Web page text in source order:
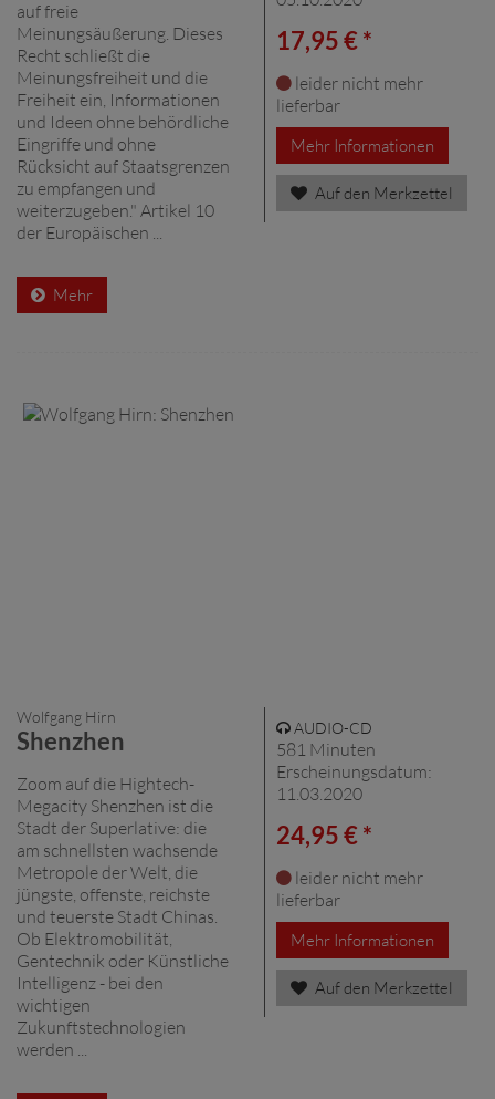
auf freie
Meinungsäußerung. Dieses
Recht schließt die
Meinungsfreiheit und die
Freiheit ein, Informationen
und Ideen ohne behördliche
Eingriffe und ohne
Rücksicht auf Staatsgrenzen
zu empfangen und
weiterzugeben." Artikel 10
der Europäischen ...
Mehr
17,95 € *
leider nicht mehr
lieferbar
Mehr Informationen
Auf den Merkzettel
Wolfgang Hirn
Shenzhen
Zoom auf die Hightech-
Megacity Shenzhen ist die
Stadt der Superlative: die
am schnellsten wachsende
Metropole der Welt, die
jüngste, offenste, reichste
und teuerste Stadt Chinas.
Ob Elektromobilität,
Gentechnik oder Künstliche
Intelligenz - bei den
wichtigen
Zukunftstechnologien
werden ...
AUDIO-CD
581 Minuten
Erscheinungsdatum:
11.03.2020
24,95 € *
leider nicht mehr
lieferbar
Mehr Informationen
Auf den Merkzettel